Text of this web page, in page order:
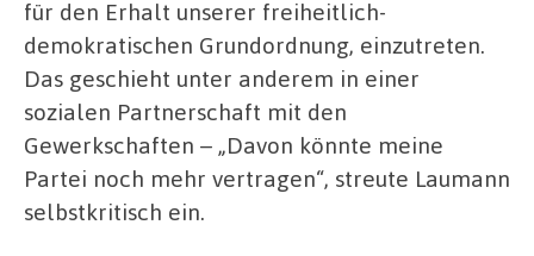
für den Erhalt unserer freiheitlich-
demokratischen Grundordnung, einzutreten.
Das geschieht unter anderem in einer
sozialen Partnerschaft mit den
Gewerkschaften – „Davon könnte meine
Partei noch mehr vertragen“, streute Laumann
selbstkritisch ein.